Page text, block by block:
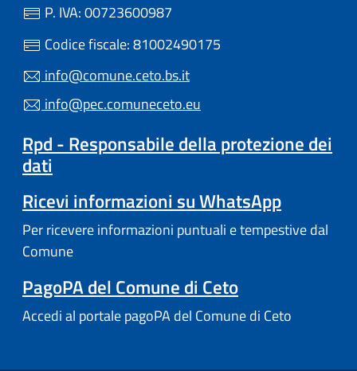
P. IVA: 00723600987
Codice fiscale: 81002490175
info@comune.ceto.bs.it
info@pec.comuneceto.eu
Rpd - Responsabile della protezione dei
dati
Ricevi informazioni su WhatsApp
Per ricevere informazioni puntuali e tempestive dal
Comune
PagoPA del Comune di Ceto
Accedi al portale pagoPA del Comune di Ceto